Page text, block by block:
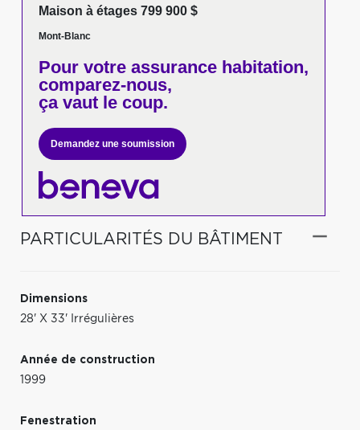
Maison à étages 799 900 $
Mont-Blanc
Pour votreassurance habitation,
comparez-nous,
ça vaut le coup.
Demandez une soumission
PARTICULARITÉS DU BÂTIMENT
Dimensions
28' X 33' Irrégulières
Année de construction
1999
Fenestration